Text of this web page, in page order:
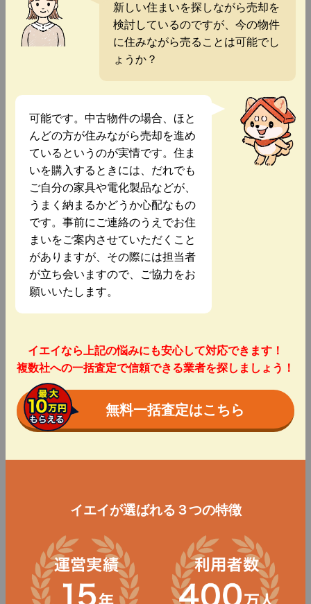
新しい住まいを探しながら売却を
検討しているのですが、今の物件
に住みながら売ることは可能でし
ょうか？
可能です。中古物件の場合、ほと
んどの方が住みながら売却を進め
ているというのが実情です。住ま
いを購入するときには、だれでも
ご自分の家具や電化製品などが、
うまく納まるかどうか心配なもの
です。事前にご連絡のうえでお住
まいをご案内させていただくこと
がありますが、その際には担当者
が立ち会いますので、ご協力をお
願いいたします。
イエイなら上記の悩みにも安心して対応できます！
複数社への一括査定で信頼できる業者を探しましょう！
無料一括査定はこちら
イエイが選ばれる３つの特徴